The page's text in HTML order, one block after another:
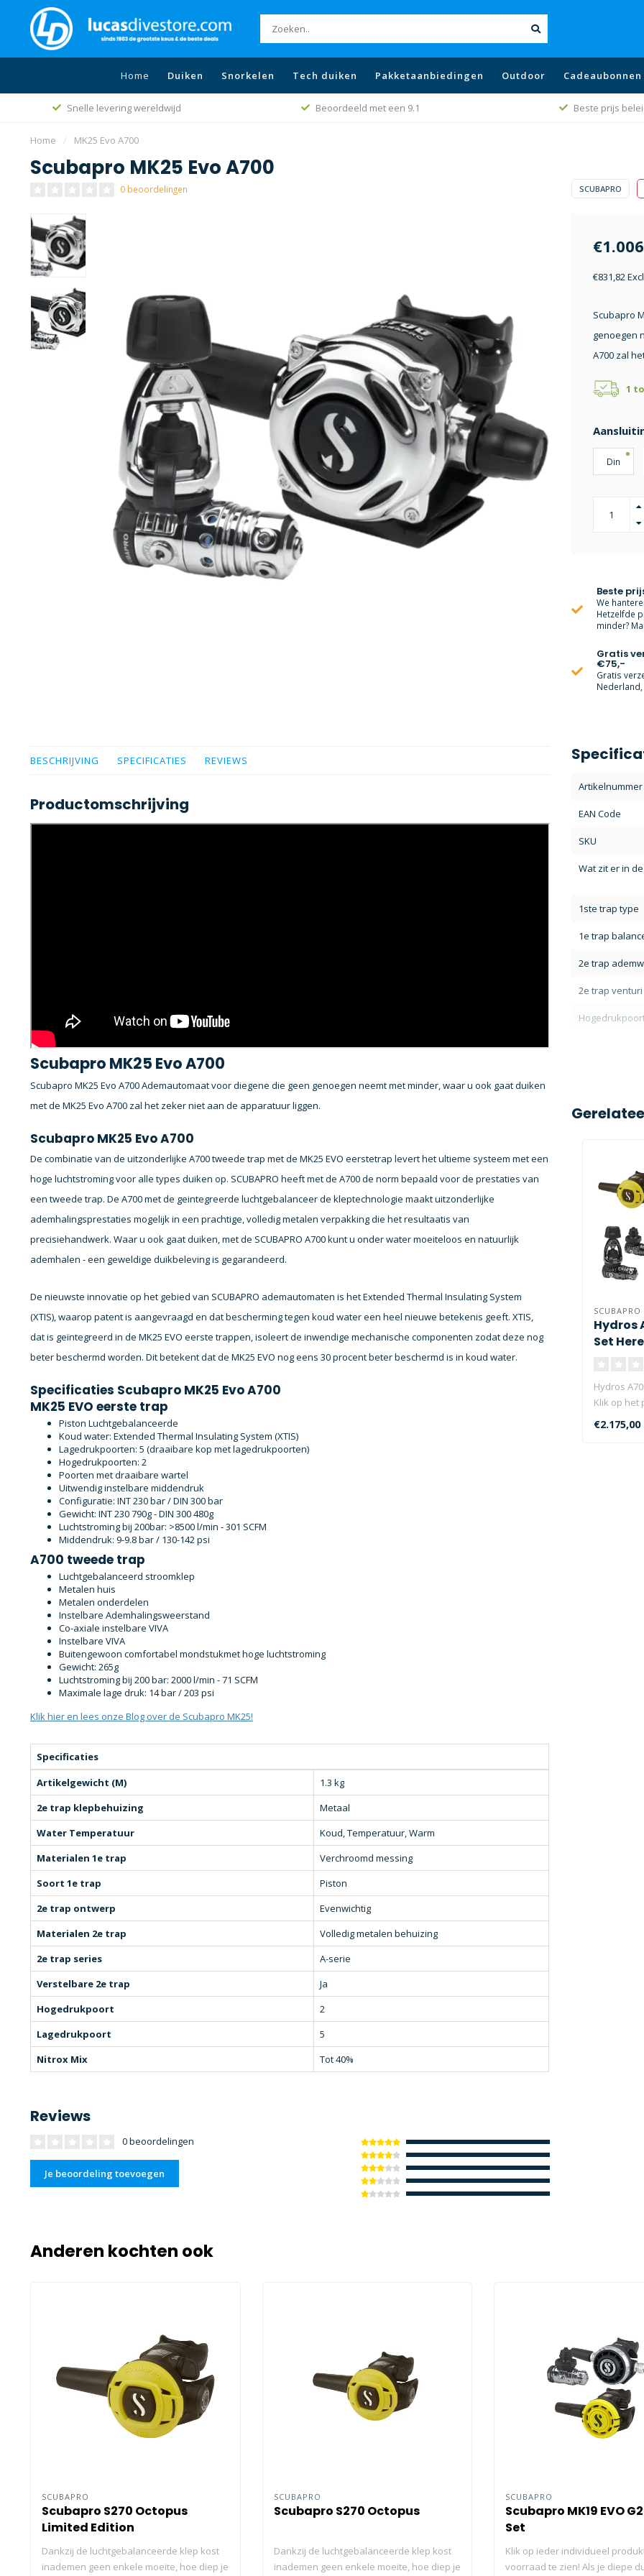
Home Duiken Snorkelen Tech duiken Pakketaanbiedingen Outdoor Cadeaubonnen
Snelle levering wereldwijd Beoordeeld met een 9.1 Beste prijs
Home
/ MK25 Evo A700
Scubapro MK25 Evo A700
0 beoordelingen SCUBAPRO
€831,82
Scubapro
genoegen
A700 zal
1
Din
Beste
We
Hetzelfde
minder?
Gratis
€75,-
Gratis
BESCHRIJVING SPECIFICATIES REVIEWS
Productomschrijving
Scubapro MK25 Evo A700
Scubapro MK25 Evo A700 Ademautomaat voor diegene die geen genoegen neemt met minder, waar u ook gaat duiken
met de MK25 Evo A700 zal het zeker niet aan de apparatuur liggen.
Scubapro MK25 Evo A700
De combinatie van de uitzonderlijke A700 tweede trap met de MK25 EVO eerstetrap levert het ultieme systeem met een
hoge luchtstroming voor alle types duiken op. SCUBAPRO heeft met de A700 de norm bepaald voor de prestaties van
een tweede trap. De A700 met de geintegreerde luchtgebalanceer de kleptechnologie maakt uitzonderlijke
ademhalingsprestaties mogelijk in een prachtige, volledig metalen verpakking die het resultaatis van
precisiehandwerk. Waar u ook gaat duiken, met de SCUBAPRO A700 kunt u onder water moeiteloos en natuurlijk
ademhalen - een geweldige duikbeleving is gegarandeerd.
De nieuwste innovatie op het gebied van SCUBAPRO ademautomaten is het Extended Thermal Insulating System
(XTIS), waarop patent is aangevraagd en dat bescherming tegen koud water een heel nieuwe betekenis geeft. XTIS,
dat is geïntegreerd in de MK25 EVO eerste trappen, isoleert de inwendige mechanische componenten zodat deze nog
beter beschermd worden. Dit betekent dat de MK25 EVO nog eens 30 procent beter beschermd is in koud water.
Specificaties Scubapro MK25 Evo A700
MK25 EVO eerste trap
Piston Luchtgebalanceerde
Koud water: Extended Thermal Insulating System (XTIS)
Lagedrukpoorten: 5 (draaibare kop met lagedrukpoorten)
Hogedrukpoorten: 2
Poorten met draaibare wartel
Uitwendig instelbare middendruk
Configuratie: INT 230 bar / DIN 300 bar
Gewicht: INT 230 790g - DIN 300 480g
Luchtstroming bij 200bar: >8500 l/min - 301 SCFM
Middendruk: 9-9.8 bar / 130-142 psi
A700 tweede trap
Luchtgebalanceerd stroomklep
Metalen huis
Metalen onderdelen
Instelbare Ademhalingsweerstand
Co-axiale instelbare VIVA
Instelbare VIVA
Buitengewoon comfortabel mondstukmet hoge luchtstroming
Gewicht: 265g
Luchtstroming bij 200 bar: 2000 l/min - 71 SCFM
Maximale lage druk: 14 bar / 203 psi
Klik hier en lees onze Blog over de Scubapro MK25!
Specificaties
Artikelgewicht (M)
1.3 kg
2e trap klepbehuizing
Metaal
Water Temperatuur
Koud, Temperatuur, Warm
Materialen 1e trap
Verchroomd messing
Soort 1e trap
Piston
2e trap ontwerp
Evenwichtig
Materialen 2e trap
Volledig metalen behuizing
2e trap series
A-serie
Verstelbare 2e trap
Ja
Hogedrukpoort
2
Lagedrukpoort
5
Nitrox Mix
Tot 40%
Reviews
0 beoordelingen
Je beoordeling toevoegen
Artikelnummer
EAN Code
SKU
Wat zit er in
1ste trap type
1e trap
2e trap
2e trap
SCUBAPRO
Hydros
Set
Hydros
Klik op het
€2.175,00
Anderen kochten ook
SCUBAPRO
Scubapro S270 Octopus
Limited Edition
Dankzij de luchtgebalanceerde klep kost
inademen geen enkele moeite, hoe diep je
SCUBAPRO
Scubapro S270 Octopus
Dankzij de luchtgebalanceerde klep kost
inademen geen enkele moeite, hoe diep je
SCUBAPRO
Scubapro MK19 EVO
Set
Klik op ieder individueel
voorraad te zien! Als je diepe